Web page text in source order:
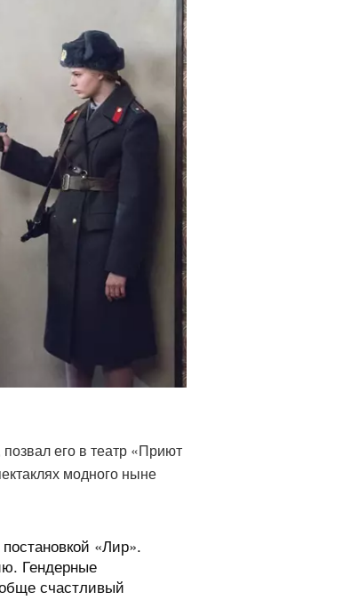
его в театр «Приют
модного ныне
«Лир».
Гендерные
счастливый